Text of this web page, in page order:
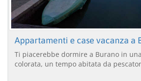
Appartamenti e case vacanza a
Ti piacerebbe dormire a Burano in
colorata, un tempo abitata da